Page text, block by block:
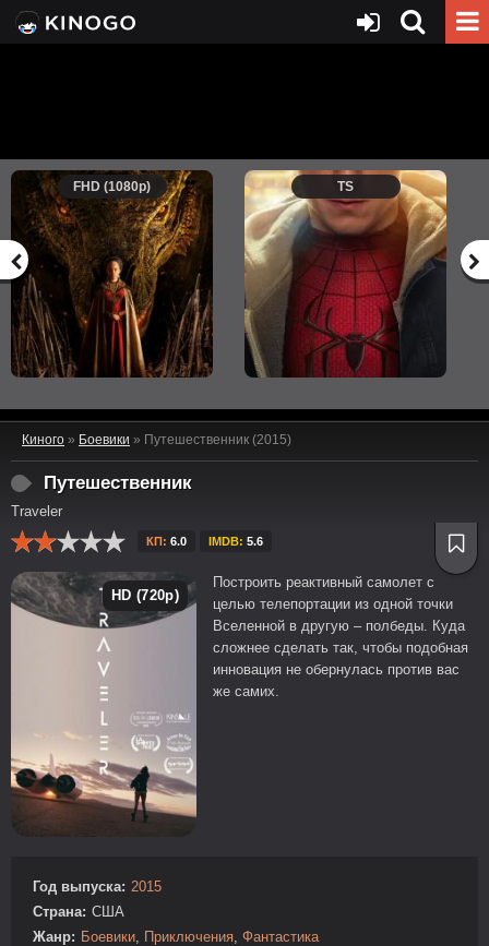
FHD (1080p) TS
Киного » Боевики » Путешественник (2015)
Путешественник
Traveler
КП: 6.0 IMDB: 5.6
HD (720p)
Построить реактивный самолет с
целью телепортации из одной точки
Вселенной в другую – полбеды. Куда
сложнее сделать так, чтобы подобная
инновация не обернулась против вас
же самих.
Год выпуска: 2015
Страна: США
Жанр: Боевики Приключения Фантастика